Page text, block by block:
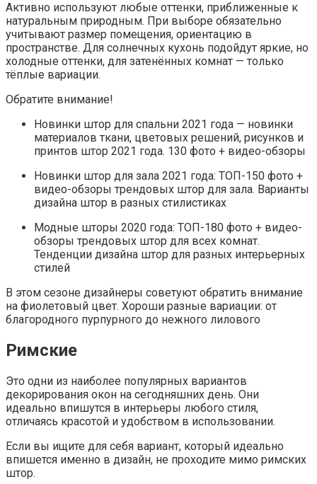
Активно используют любые оттенки, приближенные к
натуральным природным. При выборе обязательно
учитывают размер помещения, ориентацию в
пространстве. Для солнечных кухонь подойдут яркие, но
холодные оттенки, для затенённых комнат — только
тёплые вариации.
Обратите внимание!
Новинки штор для спальни 2021 года — новинки
материалов ткани, цветовых решений, рисунков и
принтов штор 2021 года. 130 фото + видео-обзоры
Новинки штор для зала 2021 года: ТОП-150 фото +
видео-обзоры трендовых штор для зала. Варианты
дизайна штор в разных стилистиках
Модные шторы 2020 года: ТОП-180 фото + видео-
обзоры трендовых штор для всех комнат.
Тенденции дизайна штор для разных интерьерных
стилей
В этом сезоне дизайнеры советуют обратить внимание
на фиолетовый цвет. Хороши разные вариации: от
благородного пурпурного до нежного лилового
Римские
Это одни из наиболее популярных вариантов
декорирования окон на сегодняшних день. Они
идеально впишутся в интерьеры любого стиля,
отличаясь красотой и удобством в использовании.
Если вы ищите для себя вариант, который идеально
впишется именно в дизайн, не проходите мимо римских
штор.